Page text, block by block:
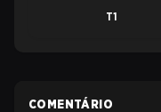
T1
COMENTÁRIO